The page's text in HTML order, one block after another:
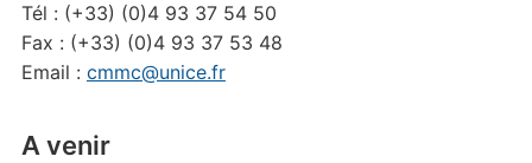
Tél : (+33) (0)4 93 37 54 50
Fax : (+33) (0)4 93 37 53 48
Email : cmmc@unice.fr
A venir